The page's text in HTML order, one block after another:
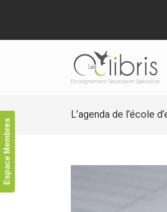
Espace Membres
Enseignement Secondaire Spécialisé
L’agenda de l’école